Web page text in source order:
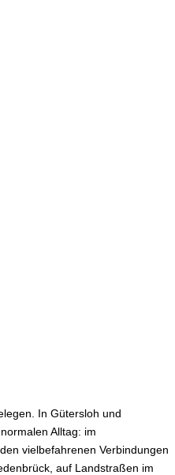
In Gütersloh und
Alltag: im
vielbefahrenen Verbindungen
auf Landstraßen im